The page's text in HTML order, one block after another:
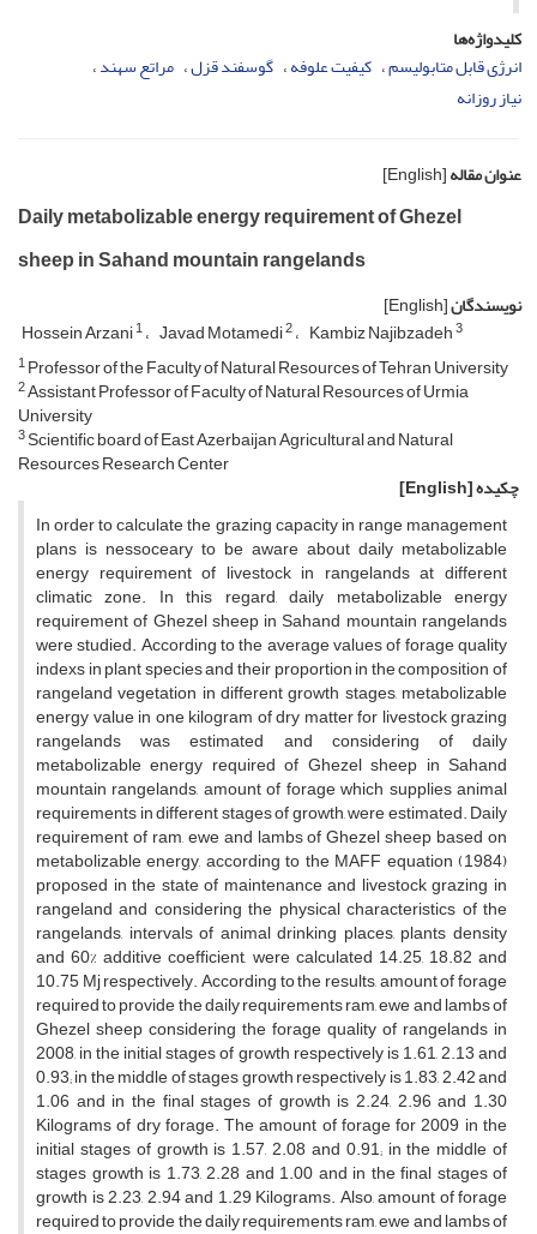
کلیدواژه‌ها
انرژی قابل متابولیسم کیفیت علوفه گوسفند قزل مراتع سهند
نیاز روزانه
عنوان مقاله[English]
Daily metabolizable energy requirement of Ghezel
sheep in Sahand mountain rangelands
نویسندگان[English]
Hossein Arzani1 Javad Motamedi2 Kambiz Najibzadeh3
1Professor of the Faculty of Natural Resources of Tehran University
2Assistant Professor of Faculty of Natural Resources of Urmia
University
3Scientific board of East Azerbaijan Agricultural and Natural
Resources Research Center
چکیده[English]
In order to calculate the grazing capacity in range management
plans is nessoceary to be aware about daily metabolizable
energy requirement of livestock in rangelands at different
climatic zone. In this regard, daily metabolizable energy
requirement of Ghezel sheep in Sahand mountain rangelands
were studied. According to the average values of forage quality
indexs in plant species and their proportion in the composition of
rangeland vegetation in different growth stages, metabolizable
energy value in one kilogram of dry matter for livestock grazing
rangelands was estimated and considering of daily
metabolizable energy required of Ghezel sheep in Sahand
mountain rangelands, amount of forage which supplies animal
requirements in different stages of growth, were estimated. Daily
requirement of ram, ewe and lambs of Ghezel sheep based on
metabolizable energy, according to the MAFF equation (1984)
proposed in the state of maintenance and livestock grazing in
rangeland and considering the physical characteristics of the
rangelands, intervals of animal drinking places, plants density
and 60% additive coefficient, were calculated 14.25, 18.82 and
10.75 Mj respectively. According to the results, amount of forage
required to provide the daily requirements ram, ewe and lambs of
Ghezel sheep considering the forage quality of rangelands in
2008, in the initial stages of growth respectively is 1.61, 2.13 and
0.93; in the middle of stages growth respectively is 1.83, 2.42 and
1.06 and in the final stages of growth is 2.24, 2.96 and 1.30
Kilograms of dry forage. The amount of forage for 2009 in the
initial stages of growth is 1.57, 2.08 and 0.91; in the middle of
stages growth is 1.73, 2.28 and 1.00 and in the final stages of
growth is 2.23, 2.94 and 1.29 Kilograms. Also, amount of forage
required to provide the daily requirements ram, ewe and lambs of